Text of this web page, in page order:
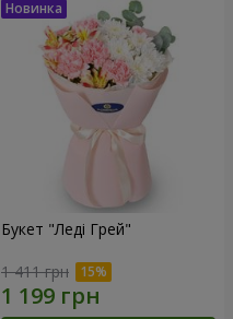
Букет "Леді Грей"
1 411 грн